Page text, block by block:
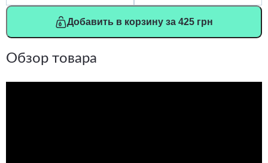
Добавить в корзину за 425 грн
Обзор товара